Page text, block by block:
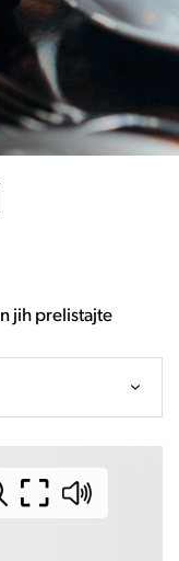
jih prelistajte